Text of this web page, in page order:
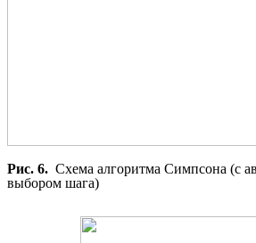
Рис. 6. Схема алгоритма Симпсона (с
выбором шага)